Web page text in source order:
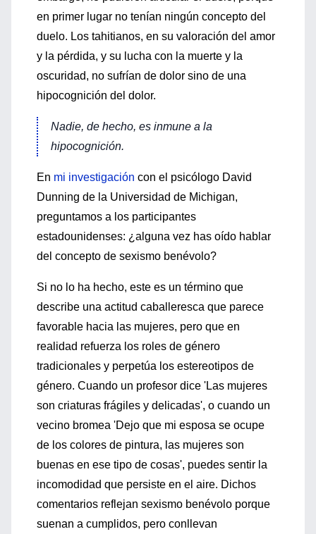
en primer lugar no tenían ningún concepto del
duelo. Los tahitianos, en su valoración del amor
y la pérdida, y su lucha con la muerte y la
oscuridad, no sufrían de dolor sino de una
hipocognición del dolor.
Nadie, de hecho, es inmune a la
hipocognición.
En mi investigación con el psicólogo David
Dunning de la Universidad de Michigan,
preguntamos a los participantes
estadounidenses: ¿alguna vez has oído hablar
del concepto de sexismo benévolo?
Si no lo ha hecho, este es un término que
describe una actitud caballeresca que parece
favorable hacia las mujeres, pero que en
realidad refuerza los roles de género
tradicionales y perpetúa los estereotipos de
género. Cuando un profesor dice 'Las mujeres
son criaturas frágiles y delicadas', o cuando un
vecino bromea 'Dejo que mi esposa se ocupe
de los colores de pintura, las mujeres son
buenas en ese tipo de cosas', puedes sentir la
incomodidad que persiste en el aire. Dichos
comentarios reflejan sexismo benévolo porque
suenan a cumplidos, pero conllevan